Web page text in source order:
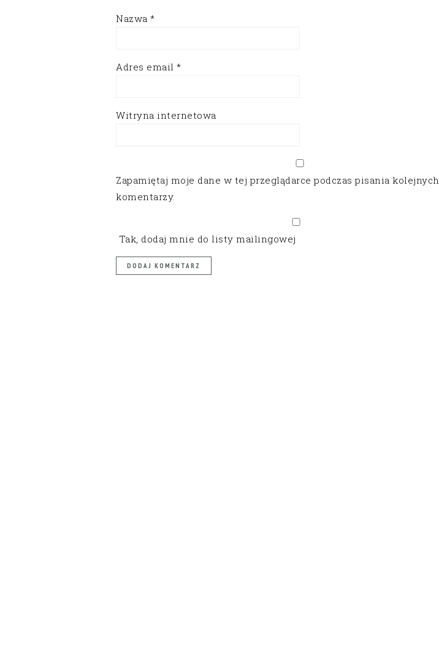
Nazwa *
Adres email *
Witryna internetowa
Zapamiętaj moje dane w tej przeglądarce podczas pisania kolejnych
komentarzy.
Tak, dodaj mnie do listy mailingowej